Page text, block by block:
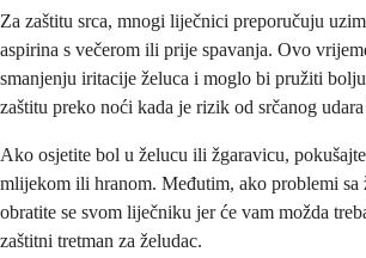
Za zaštitu srca, mnogi liječnici preporučuju
aspirina s večerom ili prije spavanja. Ovo
smanjenju iritacije želuca i moglo bi pružiti
zaštitu preko noći kada je rizik od srčanog
Ako osjetite bol u želucu ili žgaravicu,
mlijekom ili hranom. Međutim, ako problemi sa
obratite se svom liječniku jer će vam možda
zaštitni tretman za želudac.